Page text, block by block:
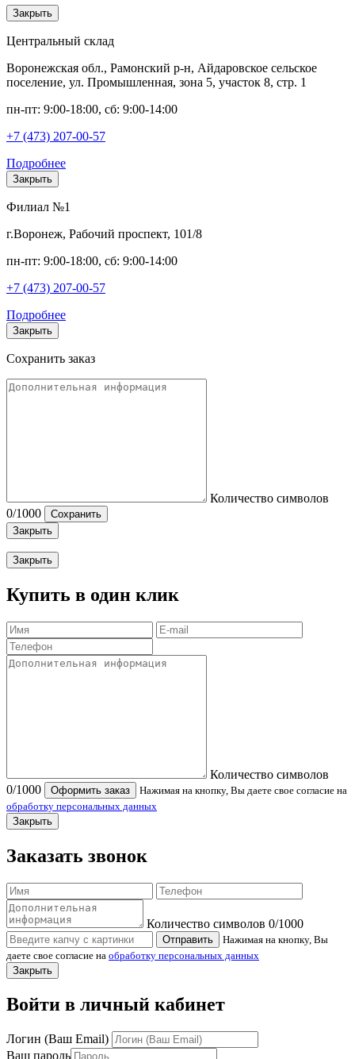
Закрыть
Центральный склад
Воронежская обл., Рамонский р-н, Айдаровское сельское
поселение, ул. Промышленная, зона 5, участок 8, стр. 1
пн-пт: 9:00-18:00, сб: 9:00-14:00
+7 (473) 207-00-57
Подробнее
Закрыть
Филиал №1
г.Воронеж, Рабочий проспект, 101/8
пн-пт: 9:00-18:00, сб: 9:00-14:00
+7 (473) 207-00-57
Подробнее
Закрыть
Сохранить заказ
Количество символов
0/1000
Сохранить
Закрыть
Закрыть
Купить в один клик
Количество символов
0/1000 Оформить заказ
Нажимая на кнопку, Вы даете свое согласие на
обработку персональных данных
Закрыть
Заказать звонок
Количество символов 0/1000
Отправить
Нажимая на кнопку, Вы
даете свое согласие на обработку персональных данных
Закрыть
Войти в личный кабинет
Логин (Ваш Email)
Ваш пароль